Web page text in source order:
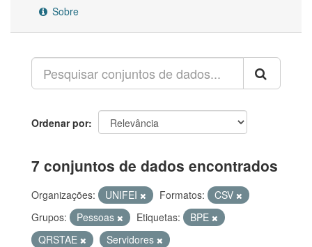
Sobre
Ordenar por
7 conjuntos de dados encontrados
Organizações: UNIFEI Formatos:
CSV
Grupos:
Pessoas Etiquetas:
BPE
QRSTAE
Servidores